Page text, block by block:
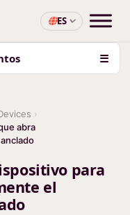
ES
☰
abra
para
el